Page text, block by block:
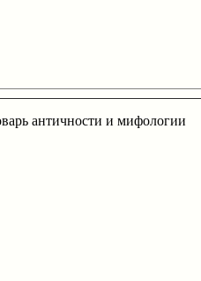
античности и мифологии